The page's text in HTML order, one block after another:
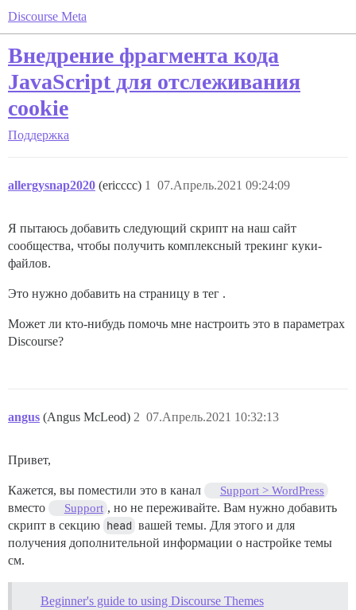
Discourse Meta
Внедрение фрагмента кода
JavaScript для отслеживания
cookie
Поддержка
allergysnap2020 (ericccc) 07.Апрель.2021 09:24:09
1
Я пытаюсь добавить следующий скрипт на наш сайт
сообщества, чтобы получить комплексный трекинг куки-
файлов.
Это нужно добавить на страницу в тег .
Может ли кто-нибудь помочь мне настроить это в параметрах
Discourse?
angus (Angus McLeod) 07.Апрель.2021 10:32:13
2
Привет,
Кажется, вы поместили это в канал Support > WordPress
вместо Support , но не переживайте. Вам нужно добавить
скрипт в секцию head вашей темы. Для этого и для
получения дополнительной информации о настройке темы
см.
Beginner's guide to using Discourse Themes